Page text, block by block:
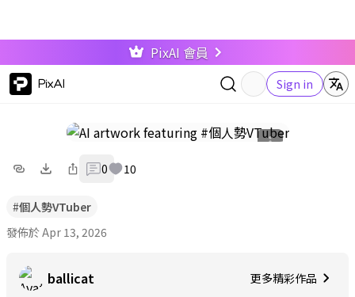
PixAI 會員
PixAI Sign in
0 10
#個人勢VTuber
發佈於 Apr 13, 2026
ballicat 更多精彩作品